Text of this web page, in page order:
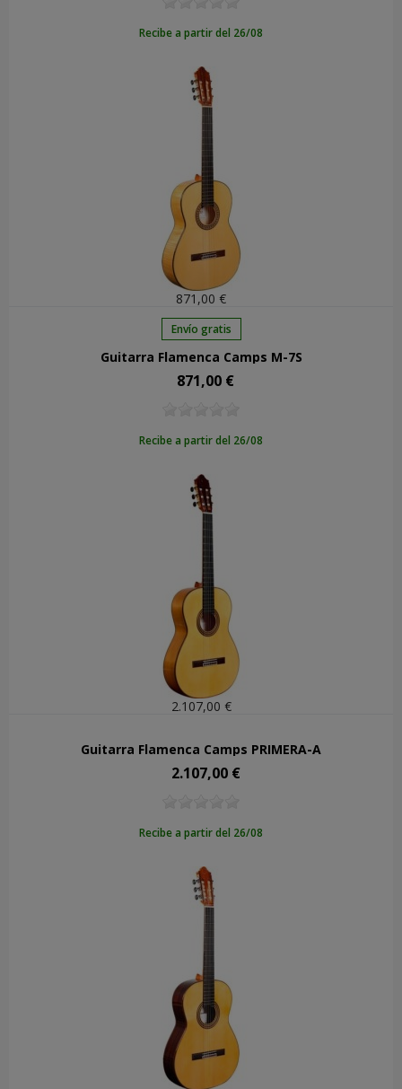
Recibe a partir del 26/08
871,00 €
Envío gratis
Guitarra Flamenca Camps M-7S
Precio
871,00 €
Recibe a partir del 26/08
2.107,00 €
Guitarra Flamenca Camps PRIMERA-A
Precio
2.107,00 €
Recibe a partir del 26/08